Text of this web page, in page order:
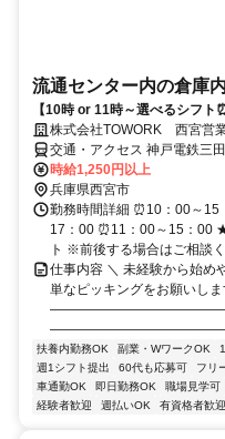
流通センター内の倉庫
【10時 or 11時～選べるシフト
株式会社TOWORK 西宮営
交通・アクセス 神戸電鉄三
分、「五社駅」より車で10分
時給1,250円以上
兵庫県西宮市
勤務時間詳細 ⏰10：00～
17：00 ⏰11：00～15：00
ト ※前後する場合はご相談く
仕事内容 ＼ 未経験から始め
単なピッキングをお願いしま
扶養内勤務OK 副業・WワークOK
週1シフト提出
60代も応募可 フリ
車通勤OK
即日勤務OK 職場見学可
経験者歓迎
週払いOK 有資格者歓迎